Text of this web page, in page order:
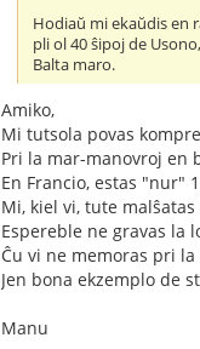
Hodiaŭ mi ekaŭdis en
pli ol 40 ŝipoj de
Balta maro.
Amiko,
Mi tutsola povas
Pri la mar-manovroj en
En Francio, estas "nur"
Mi, kiel vi, tute
Espereble ne gravas la
Ĉu vi ne memoras pri
Jen bona ekzemplo de
Manu